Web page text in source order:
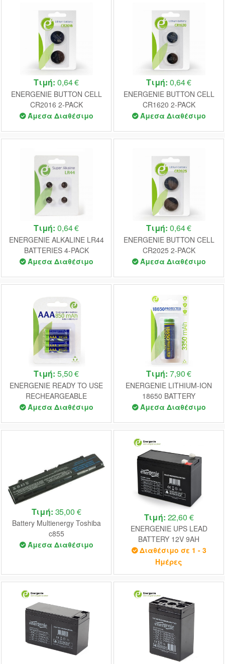
Τιμή: 0,64 €
ENERGENIE BUTTON CELL
CR2016 2-PACK
Άμεσα Διαθέσιμο
Τιμή: 0,64 €
ENERGENIE BUTTON CELL
CR1620 2-PACK
Άμεσα Διαθέσιμο
Τιμή: 0,64 €
ENERGENIE ALKALINE LR44
BATTERIES 4-PACK
Άμεσα Διαθέσιμο
Τιμή: 0,64 €
ENERGENIE BUTTON CELL
CR2025 2-PACK
Άμεσα Διαθέσιμο
Τιμή: 5,50 €
ENERGENIE READY TO USE
RECHEARGEABLE
BATTERIES AAA 850MAH
Άμεσα Διαθέσιμο
Τιμή: 7,90 €
ENERGENIE LITHIUM-ION
18650 BATTERY
PROTECTED 3350 mAh
Άμεσα Διαθέσιμο
Τιμή: 35,00 €
Battery Multienergy Toshiba
c855
Άμεσα Διαθέσιμο
Τιμή: 22,60 €
ENERGENIE UPS LEAD
BATTERY 12V 9AH
Διαθέσιμο σε 1 - 3
Ημέρες